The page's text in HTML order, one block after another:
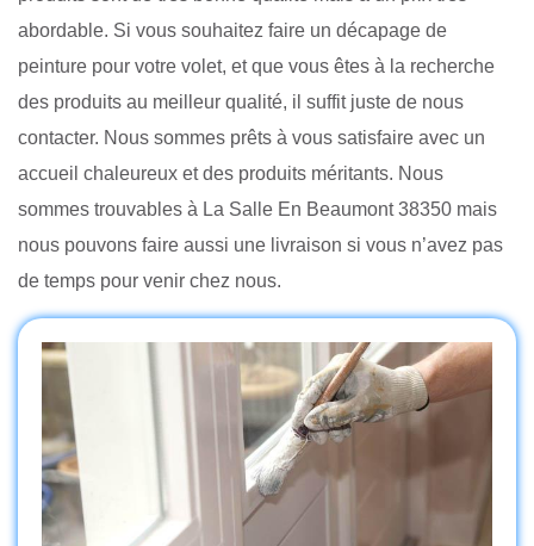
abordable. Si vous souhaitez faire un décapage de
peinture pour votre volet, et que vous êtes à la recherche
des produits au meilleur qualité, il suffit juste de nous
contacter. Nous sommes prêts à vous satisfaire avec un
accueil chaleureux et des produits méritants. Nous
sommes trouvables à La Salle En Beaumont 38350 mais
nous pouvons faire aussi une livraison si vous n’avez pas
de temps pour venir chez nous.